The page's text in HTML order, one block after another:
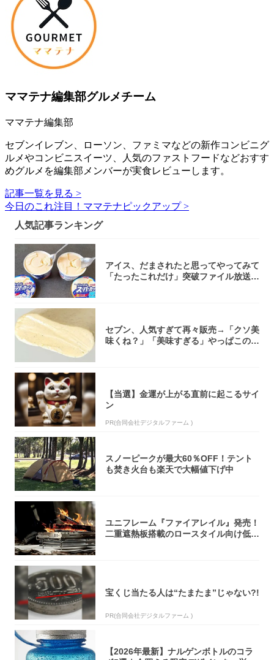
ママテナ編集部グルメチーム
ママテナ編集部
セブンイレブン、ローソン、ファミマなどの新作コンビニグ
ルメやコンビニスイーツ、人気のファストフードなどおすす
めグルメを編集部メンバーが実食レビューします。
記事一覧を見る >
今日のこれ注目！ママテナピックアップ >
人気記事ランキング
アイス、だまされたと思ってやってみて
「たったこれだけ」突破ファイル放送で
セブン、人気すぎて再々販売→「クソ美
味くね？」「美味すぎる」やっぱこのク
【当選】金運が上がる直前に起こるサイ
ン
PR(合同会社デジタルファーム )
スノーピークが最大60％OFF！テント
も焚き火台も楽天で大幅値下げ中
ユニフレーム『ファイアレイル』発売！
二重遮熱板搭載のロースタイル向け低型
宝くじ当たる人は“たまたま”じゃない?!
PR(合同会社デジタルファーム )
【2026年最新】ナルゲンボトルのコラ